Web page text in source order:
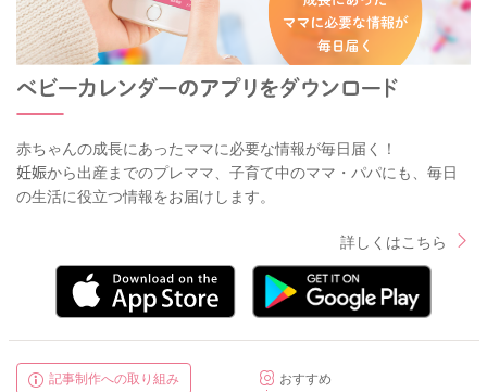
赤ちゃんの成長にあったママに必要な情報が毎日届く！
妊娠から出産までのプレママ、子育て中のママ・パパにも、毎日
の生活に役立つ情報をお届けします。
詳しくはこちら
記事制作への取り組み
おすすめ